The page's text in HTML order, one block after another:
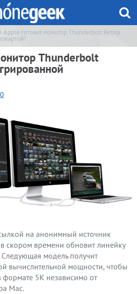
» Apple готовит монитор Thunderbolt Retina
Thunderbolt
0
на анонимный источник
скором времени обновит линейку
модель получит
вычислительной мощности, чтобы
формате 5K независимо от
Mac.